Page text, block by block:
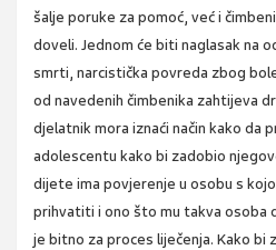
šalje poruke za pomoć, već i
doveli. Jednom će biti naglasak na
smrti, narcistička povreda zbog
od navedenih čimbenika zahtijeva
djelatnik mora iznaći način kako da
adolescentu kako bi zadobio
dijete ima povjerenje u osobu s
prihvatiti i ono što mu takva osoba
je bitno za proces liječenja. Kako